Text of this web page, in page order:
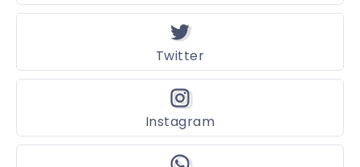
Twitter
Instagram